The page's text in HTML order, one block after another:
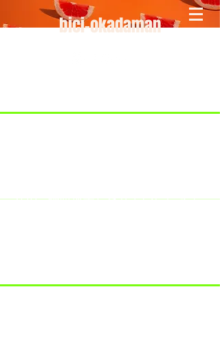
bici-okadaman
7/18：臨時休業とさせていただきま